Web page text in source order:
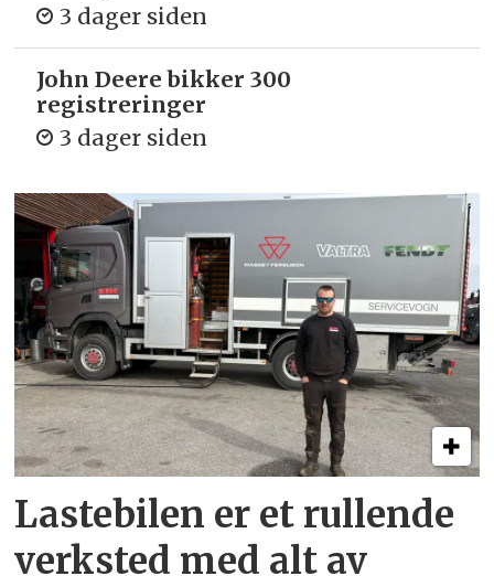
3 dager siden
John Deere bikker 300
registreringer
3 dager siden
Lastebilen er et rullende
verksted med alt av